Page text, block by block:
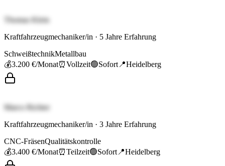
Thomas Klein
Kraftfahrzeugmechaniker/in · 5 Jahre Erfahrung
SchweißtechnikMetallbau
💰3.200 €/Monat⏰Vollzeit🟢Sofort 📍Heidelberg
Marco Richter
Kraftfahrzeugmechaniker/in · 3 Jahre Erfahrung
CNC-FräsenQualitätskontrolle
💰3.400 €/Monat⏰Teilzeit🟢Sofort 📍Heidelberg